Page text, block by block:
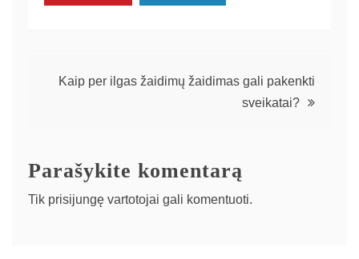
Navigacija
įrašų
Kaip per ilgas žaidimų žaidimas gali pakenkti
sveikatai?
Parašykite komentarą
Tik prisijungę vartotojai gali komentuoti.